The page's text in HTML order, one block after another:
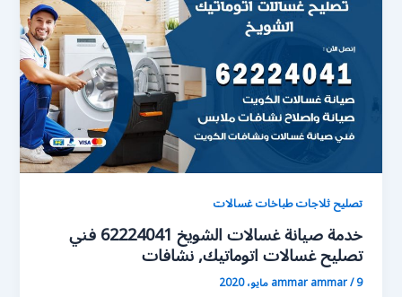
تصليح ثلاجات طباخات غسالات
خدمة صيانة غسالات الشويخ 62224041 فني
تصليح غسالات اتوماتيك, نشافات
ammar ammar/9 مايو، 2020